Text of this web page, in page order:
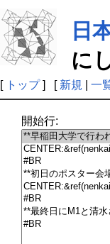
日
に
[ トップ] [ 新規 一
開始行: